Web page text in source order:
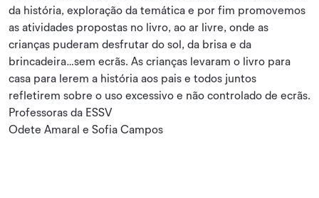
da história, exploração da temática e por fim promovemos
as atividades propostas no livro, ao ar livre, onde as
crianças puderam desfrutar do sol, da brisa e da
brincadeira…sem ecrãs. As crianças levaram o livro para
casa para lerem a história aos pais e todos juntos
refletirem sobre o uso excessivo e não controlado de ecrãs.
Professoras da ESSV
Odete Amaral e Sofia Campos